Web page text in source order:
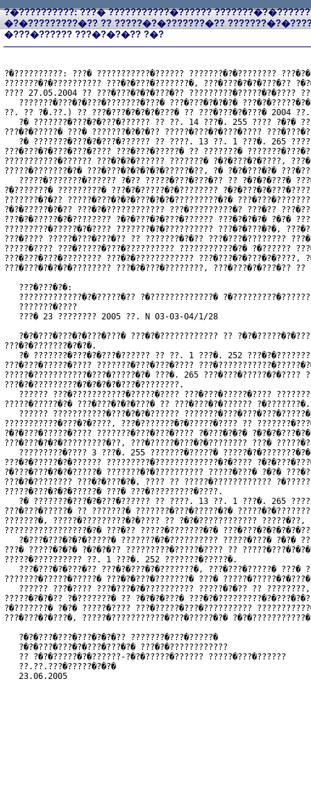
?�??????????: ???� ???????????�??????
�?�?????????�?? ?? ?????�?�???????�??
�???�?????? ???�?�?�?? ?�?
?�??????????: ???� ???????????�?????? ???????�?�????????
???????�?�?????????? ???�?�???�???????�, ???�???�?�?�???�??
???? 27.05.2004 ?? ???�???�?�?�???�?? ?????????�?????�?�????
???????�???�?�???�???????�???� ???�???�?�?�?�
??. ?? ?�.??.) ?? ???�???�?�?�?�???� ?? ???�???�?�???� 2004 ??.
?� ???????�???�?�???�?????? ?? ??. 14 ???�. 255 ???? ?�?�
???�?�?????� ???� ???????�?�?�?? ?????�???�?�???�????
?� ???????�???�?�???�?????? ?? ????. 13 ??. 1 ???�. 265
???�???�?�???�???�???? ???�???�?????� ?? ???????�
???????????�?????? ???�?�?�?????? ???????� ?�?�???�?�????,
?????�???????�?� ???�???�?�?�?�?�?????�??, ?� ?�?�???�?�
?????�???????�?????? ?�?? ?????�???�???�?? ?? ?�?�?�???�
?�???????� ?????????� ???�?�?????�?�????????
???????�?�?? ?????�???�?�?�???�?�?�?????????�?�
?�?�?????�?�?? ???�?�???????????? ???�?????????�? ???�??
???�?�?????�?�???????? ?�?�???�?�???�?????? ???�?�?�?� ?�?�
?????????�?????�?�???? ???????�?�?????????? ???�?�???�?�,
???�???? ?????�???�???�?? ?? ???????�?�?? ???�???�????????
?????�???? ???�?????�???�?????????? ???????????�?� ?�??????
???�???�???�???????? ???�?�????????????
???�???�?�?�?�???????? ???�?�???�????????, ???�???�?�???�??
???�???�?�:
?????????????�?�?????�?? ?�?????????????�
???????�????
???� 23 ???????? 2005 ??. N 03-03-04/1/28
?�?�???�???�?�???�???� ???�?�???????????? ??
???�?�???????�?�?�.
?� ???????�???�?�???�?????? ?? ??. 1 ???�. 252
???�???�?????�???? ???????�???�???�????
?????�???????????�???�?????�?� ???�. 265
???�?�?????????�?�?�?�?�???�????????.
?????? ???�???????????�?????�???? ???�???�?????�????
?????�?????�?� ???�???�?�?�???� ?? ???�???�?�?????? ?�???????�.
?????? ???????????�???�?�?�??????
???????????�???�?�????, ???�???????�?�?????�???? ??
?�?�???�?????�???? ???????�???�???�???? ?�???�?�?�
???�???�?�?�?????????�??, ???�?????�???�?�???????? ???�
?????????�???? 3 ???�. 255 ???????�?????�
???�?�?????�?�?????? ?????????�?????????????�?�????
?�???�???�?�?�?????� ???????�?�?????????? ?????�???� ?�?�
???�?�???????? ???�?�???�?�, ???? ?? ?????�????????????
?????�???�?�?�?????� ???� ???�?????????�????.
?� ???????�???�?�???�?????? ?? ????. 13 ??. 1 ???�. 265
???�???�?????� ?? ???????� ???????�???�?????�?�
???????�, ?????�?????????�?�???? ?? ?�?�????????????
?????????????????�?� ???�?? ?????�???????�?�
?�???�???�?�?�?????� ???????�?�?????????? ?????�???� ?�?�
???� ?????�?�?� ?�?�?�?? ?????????�?????�???? ??
?????�?????????? ??. 1 ???�. 252 ???????�?????�.
???�???�?�???�?? ???�?�???�?�???????�, ???�???�?????� ???�
???????�?????�?????� ???�?�???�???????� ???�
?????? ???�???? ???�???�?�?????????? ?????�?�?? ??
?????�?�?�?? ?�???????� ?? ?�?�?�???�
?�???????� ?�?� ?????�???? ???�?????�???�??????????
???�???�?�???�, ?????�???????????�???�?????�?�
?�?�???�???�???�?�?�?? ???????�???�?????�
?�?�???�???�?�???�???�?� ???�?�????????????
?? ?�?�?????�?�??????-?�?�?????�?????? ?????�???�??????
??.??.???�?????�?�?�